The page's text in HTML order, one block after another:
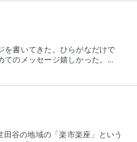
を書いてきた。ひらがなだけで
てのメッセージ嬉しかった。…
田谷の地域の「楽市楽座」という